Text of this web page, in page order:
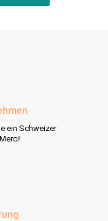
ein Schweizer